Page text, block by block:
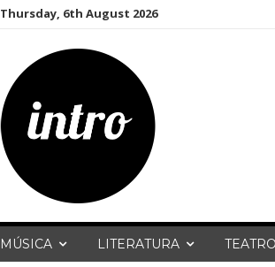
Thursday, 6th August 2026
MÚSICA LITERATURA TEATRO